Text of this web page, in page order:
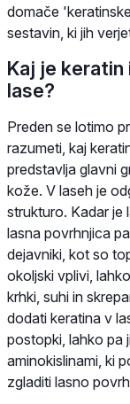
domače
sestavin, ki jih
Kaj je keratin
lase?
Preden se lotimo
razumeti, kaj
predstavlja glavni
kože. V laseh je
strukturo. Kadar je
lasna povrhnjica
dejavniki, kot so
okoljski vplivi,
krhki, suhi in
dodati keratina v
postopki, lahko pa
aminokislinami, ki
zgladiti lasno